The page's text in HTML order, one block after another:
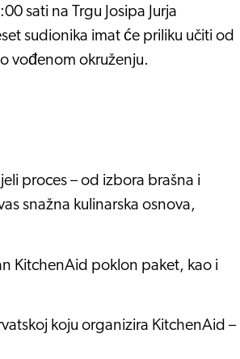
sati na Trgu Josipa Jurja
sudionika imat će priliku učiti od
vođenom okruženju.
proces – od izbora brašna i
snažna kulinarska osnova,
KitchenAid poklon paket, kao i
koju organizira KitchenAid –